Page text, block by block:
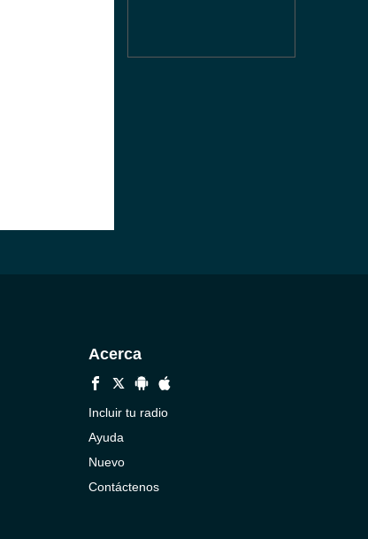
Acerca
Incluir tu radio
Ayuda
Nuevo
Contáctenos